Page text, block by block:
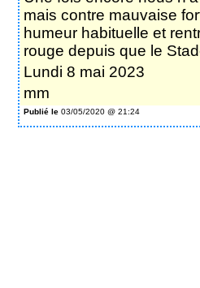
environ à mi-parcours,
lequel nous
vocifère l’un des nôtres.
pas fantaisiste ! Un
l’interdiction, a pissé
vélos pétés ! Faut
Nous sommes hors
grâce au boîtier nous